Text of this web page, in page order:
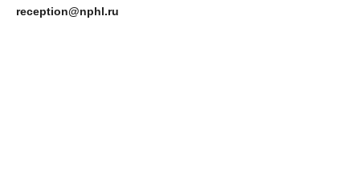
reception@nphl.ru